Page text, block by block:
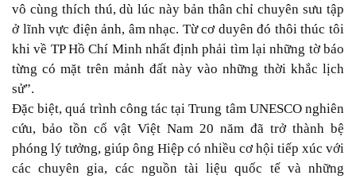
vô cùng thích thú, dù lúc này bản thân chỉ chuyên sưu tập
ở lĩnh vực điện ảnh, âm nhạc. Từ cơ duyên đó thôi thúc tôi
khi về TP Hồ Chí Minh nhất định phải tìm lại những tờ báo
từng có mặt trên mảnh đất này vào những thời khắc lịch
sử”.
Đặc biệt, quá trình công tác tại Trung tâm UNESCO nghiên
cứu, bảo tồn cổ vật Việt Nam 20 năm đã trở thành bệ
phóng lý tưởng, giúp ông Hiệp có nhiều cơ hội tiếp xúc với
các chuyên gia, các nguồn tài liệu quốc tế và những